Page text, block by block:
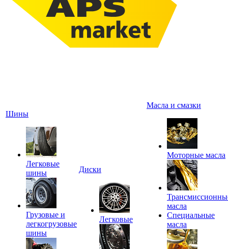
Шины
Легковые
шины
Грузовые и
легкогрузовые
шины
Диски
Легковые
Масла и смазки
Моторные масла
масла
Специальные
масла